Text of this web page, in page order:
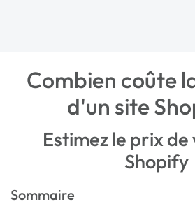
Combien coûte
d'un site
Estimez le prix
Shopify
Sommaire